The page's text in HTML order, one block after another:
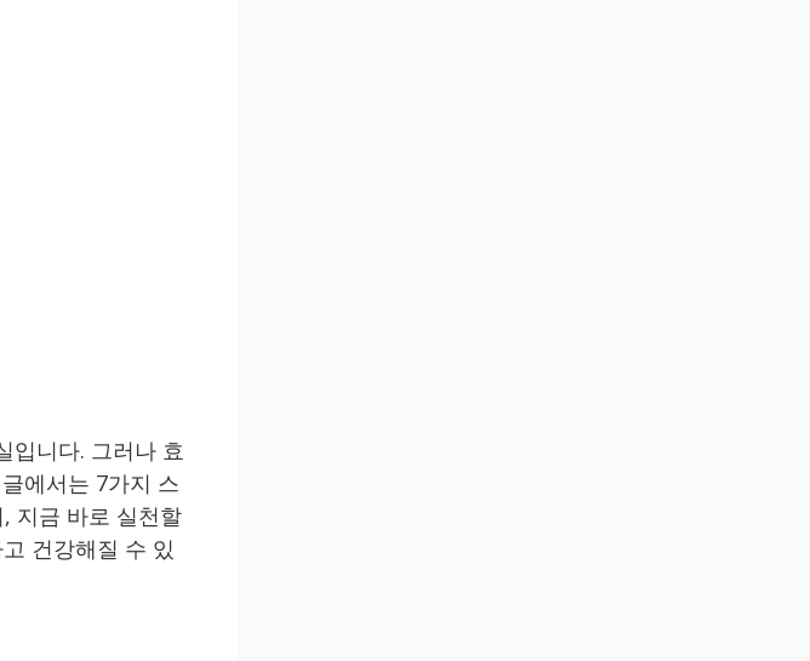
입니다. 그러나 효
에서는 7가지 스
지금 바로 실천할
건강해질 수 있